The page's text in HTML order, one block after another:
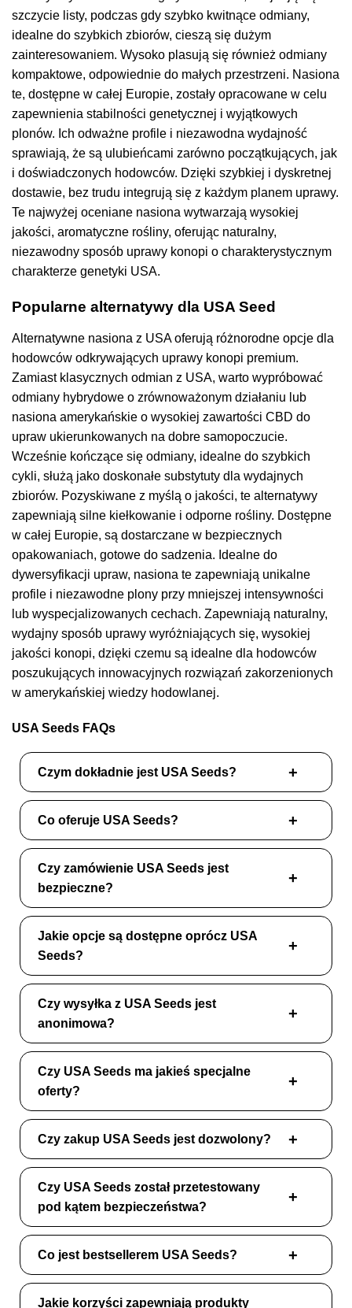
szczycie listy, podczas gdy szybko kwitnące odmiany,
idealne do szybkich zbiorów, cieszą się dużym
zainteresowaniem. Wysoko plasują się również odmiany
kompaktowe, odpowiednie do małych przestrzeni. Nasiona
te, dostępne w całej Europie, zostały opracowane w celu
zapewnienia stabilności genetycznej i wyjątkowych
plonów. Ich odważne profile i niezawodna wydajność
sprawiają, że są ulubieńcami zarówno początkujących, jak
i doświadczonych hodowców. Dzięki szybkiej i dyskretnej
dostawie, bez trudu integrują się z każdym planem uprawy.
Te najwyżej oceniane nasiona wytwarzają wysokiej
jakości, aromatyczne rośliny, oferując naturalny,
niezawodny sposób uprawy konopi o charakterystycznym
charakterze genetyki USA.
Popularne alternatywy dla USA Seed
Alternatywne nasiona z USA oferują różnorodne opcje dla
hodowców odkrywających uprawy konopi premium.
Zamiast klasycznych odmian z USA, warto wypróbować
odmiany hybrydowe o zrównoważonym działaniu lub
nasiona amerykańskie o wysokiej zawartości CBD do
upraw ukierunkowanych na dobre samopoczucie.
Wcześnie kończące się odmiany, idealne do szybkich
cykli, służą jako doskonałe substytuty dla wydajnych
zbiorów. Pozyskiwane z myślą o jakości, te alternatywy
zapewniają silne kiełkowanie i odporne rośliny. Dostępne
w całej Europie, są dostarczane w bezpiecznych
opakowaniach, gotowe do sadzenia. Idealne do
dywersyfikacji upraw, nasiona te zapewniają unikalne
profile i niezawodne plony przy mniejszej intensywności
lub wyspecjalizowanych cechach. Zapewniają naturalny,
wydajny sposób uprawy wyróżniających się, wysokiej
jakości konopi, dzięki czemu są idealne dla hodowców
poszukujących innowacyjnych rozwiązań zakorzenionych
w amerykańskiej wiedzy hodowlanej.
USA Seeds FAQs
Czym dokładnie jest USA Seeds?
Co oferuje USA Seeds?
Czy zamówienie USA Seeds jest
bezpieczne?
Jakie opcje są dostępne oprócz USA
Seeds?
Czy wysyłka z USA Seeds jest
anonimowa?
Czy USA Seeds ma jakieś specjalne
oferty?
Czy zakup USA Seeds jest dozwolony?
Czy USA Seeds został przetestowany
pod kątem bezpieczeństwa?
Co jest bestsellerem USA Seeds?
Jakie korzyści zapewniają produkty